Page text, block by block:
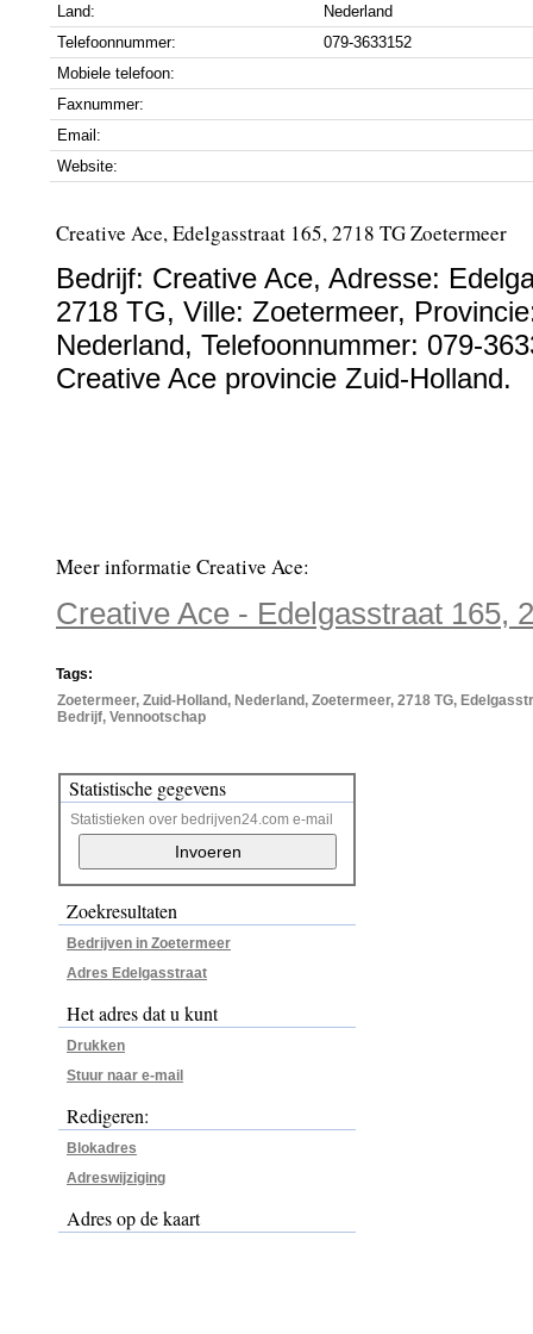
Land:
Nederland
Telefoonnummer:
079-3633152
Mobiele telefoon:
Faxnummer:
Email:
Website:
Creative Ace, Edelgasstraat 165, 2718 TG Zoetermeer
Bedrijf: Creative Ace, Adresse:
2718 TG, Ville: Zoetermeer,
Nederland, Telefoonnummer: 079-
Creative Ace provincie Zuid-Holland.
Meer informatie Creative Ace:
Creative Ace - Edelgasstraat 165,
Tags:
Zoetermeer, Zuid-Holland, Nederland, Zoetermeer, 2718 TG,
Bedrijf, Vennootschap
Statistische gegevens
Statistieken over bedrijven24.com e-mail
Zoekresultaten
Bedrijven in Zoetermeer
Adres Edelgasstraat
Het adres dat u kunt
Drukken
Stuur naar e-mail
Redigeren:
Blokadres
Adreswijziging
Adres op de kaart